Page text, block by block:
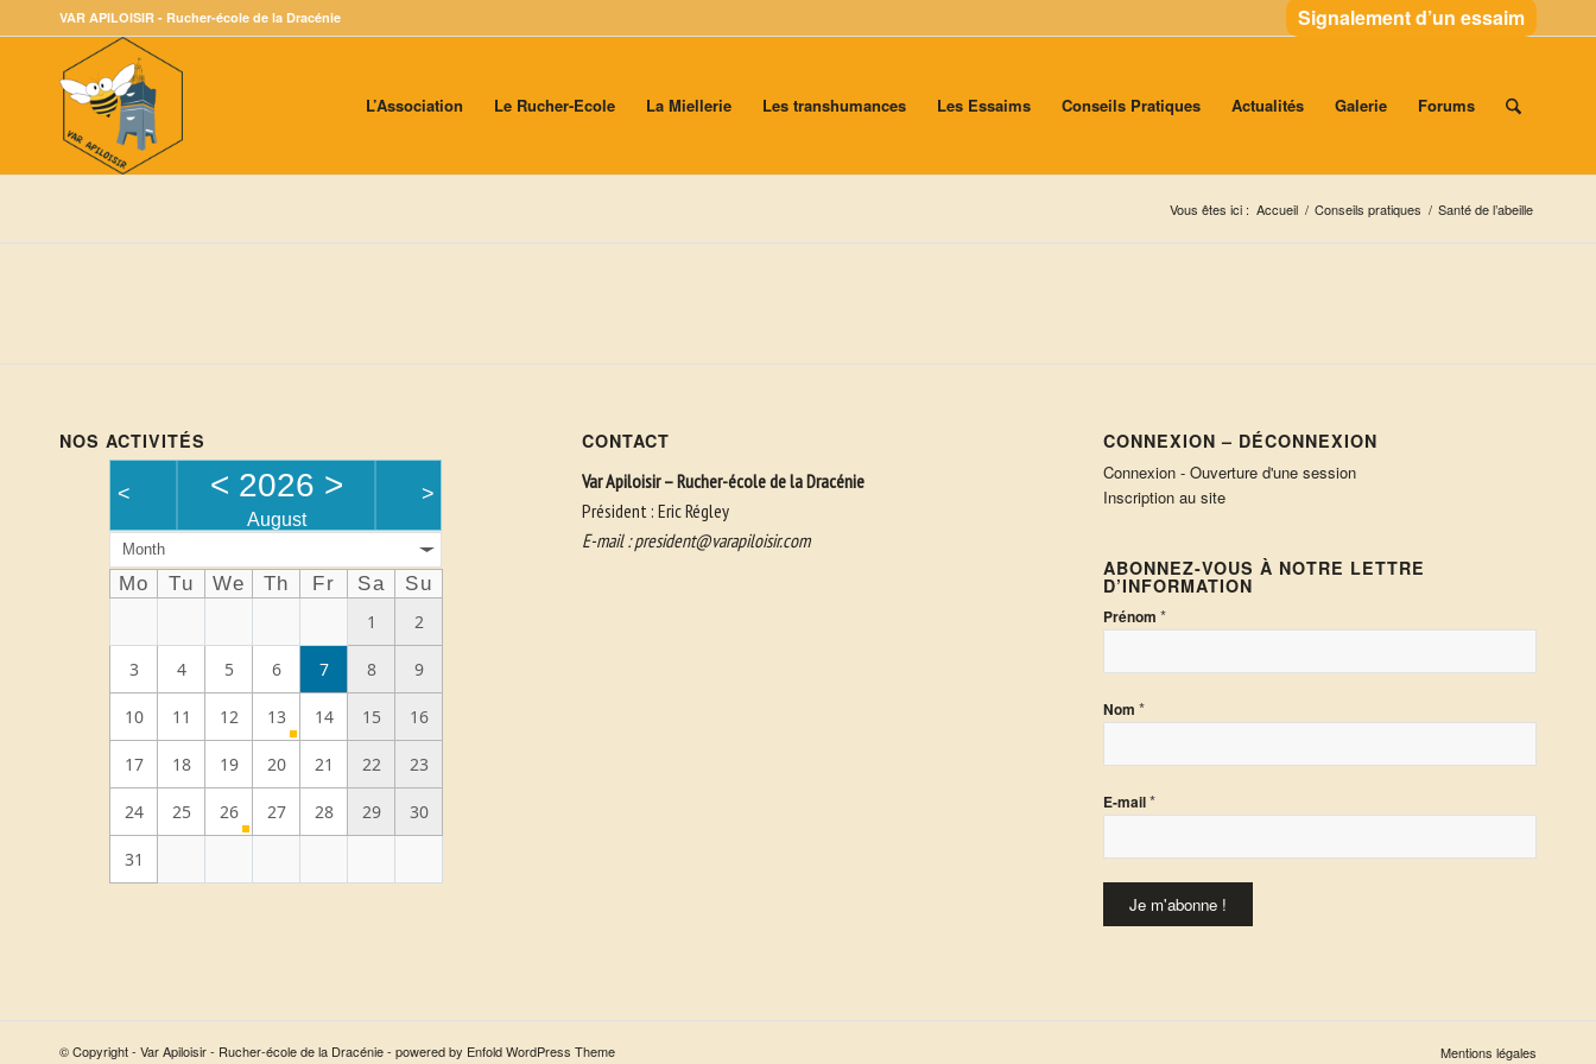
Signalement d’un essaim
VAR APILOISIR - Rucher-école de la Dracénie
L’Association Le Rucher-Ecole La Miellerie Les transhumances Les Essaims Conseils Pratiques Actualités Galerie Forums
Vous êtes ici : Accueil / Conseils pratiques / Santé de l’abeille
NOS ACTIVITÉS
< < 2026 >
August
>
Month
Mo Tu We Th Fr Sa
Su
1
2
3 4 5 6 7 8 9
10 11 12 13 14 15 16
17 18 19 20 21 22 23
24 25 26 27 28 29 30
31
CONTACT
Var Apiloisir – Rucher-école de la Dracénie
Président : Eric Régley
E-mail :president@varapiloisir.com
CONNEXION – DÉCONNEXION
Connexion - Ouverture d'une session
Inscription au site
ABONNEZ-VOUS À NOTRE LETTRE
D’INFORMATION
Prénom*
Nom*
E-mail*
© Copyright - Var Apiloisir - Rucher-école de la Dracénie - powered by Enfold WordPress Theme Mentions légales